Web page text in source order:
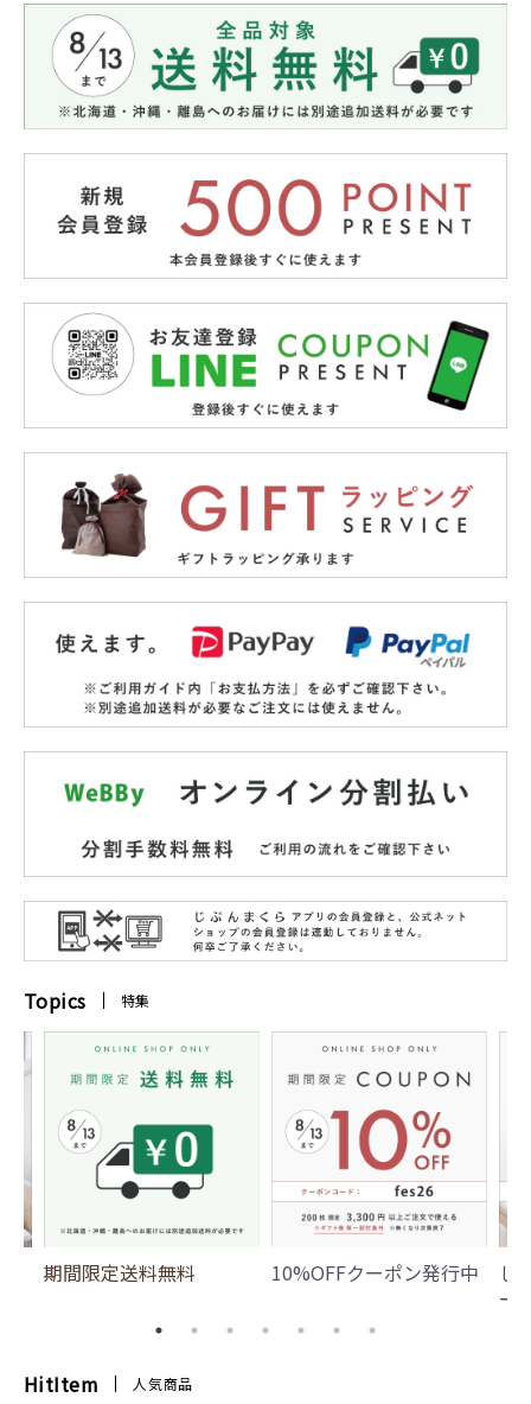
Topics 特集
期間限定送料無料 10%OFFクーポン発行中
じ
ー
HitItem 人気商品